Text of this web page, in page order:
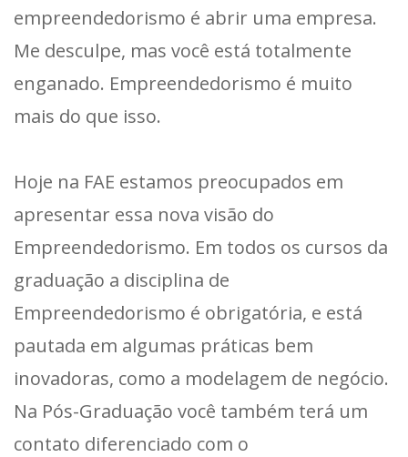
empreendedorismo é abrir uma empresa.
Me desculpe, mas você está totalmente
enganado. Empreendedorismo é muito
mais do que isso.
Hoje na FAE estamos preocupados em
apresentar essa nova visão do
Empreendedorismo. Em todos os cursos da
graduação a disciplina de
Empreendedorismo é obrigatória, e está
pautada em algumas práticas bem
inovadoras, como a modelagem de negócio.
Na Pós-Graduação você também terá um
contato diferenciado com o